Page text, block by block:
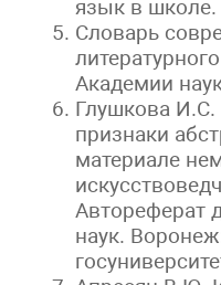
язык в
Словарь
Академии
Глушкова И.С.
признаки
материале
Автореферат
наук.